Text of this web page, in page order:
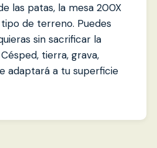
las patas, la mesa 200X
de terreno. Puedes
sin sacrificar la
tierra, grava,
adaptará a tu superficie